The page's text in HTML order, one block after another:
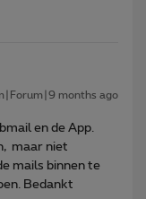
months ago
en de App.
maar niet
mails binnen te
Bedankt